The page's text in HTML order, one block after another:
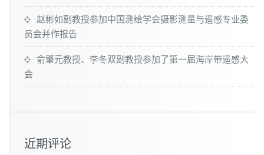
赵彬如副教授参加中国测绘学会摄影测量与遥感专业委
员会并作报告
俞肇元教授、李冬双副教授参加了第一届海岸带遥感大
会
近期评论